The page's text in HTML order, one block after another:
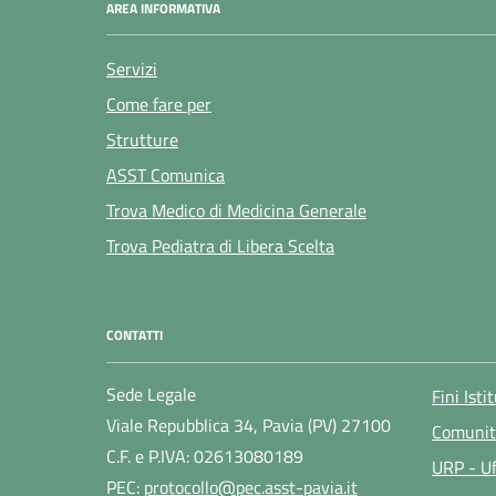
AREA INFORMATIVA
Servizi
Come fare per
Strutture
ASST Comunica
Trova Medico di Medicina Generale
Trova Pediatra di Libera Scelta
CONTATTI
Sede Legale
Viale Repubblica 34, Pavia (PV) 27100
C.F. e P.IVA: 02613080189
PEC: protocollo@pec.asst-pavia.it
Fini
URP -